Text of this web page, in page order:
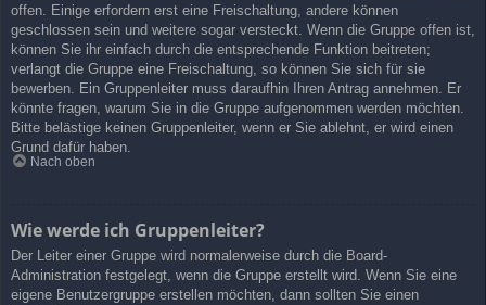
offen. Einige erfordern erst eine Freischaltung, andere können
geschlossen sein und weitere sogar versteckt. Wenn die Gruppe offen ist,
können Sie ihr einfach durch die entsprechende Funktion beitreten;
verlangt die Gruppe eine Freischaltung, so können Sie sich für sie
bewerben. Ein Gruppenleiter muss daraufhin Ihren Antrag annehmen. Er
könnte fragen, warum Sie in die Gruppe aufgenommen werden möchten.
Bitte belästige keinen Gruppenleiter, wenn er Sie ablehnt, er wird einen
Grund dafür haben.
Nach oben
Wie werde ich Gruppenleiter?
Der Leiter einer Gruppe wird normalerweise durch die Board-
Administration festgelegt, wenn die Gruppe erstellt wird. Wenn Sie eine
eigene Benutzergruppe erstellen möchten, dann sollten Sie einen